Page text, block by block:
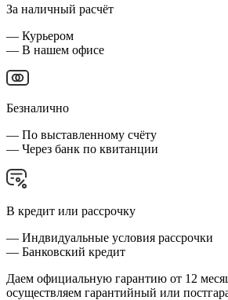
За наличный расчёт
— Курьером
— В нашем офисе
Безналично
— По выставленному счёту
— Через банк по квитанции
В кредит или рассрочку
— Индвидуальные условия рассрочки
— Банковский кредит
Даем официальную гарантию от 12
осуществляем гарантийный или